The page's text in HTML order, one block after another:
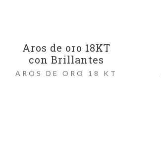
Aros de oro 18KT
con Brillantes
AROS DE ORO 18 KT